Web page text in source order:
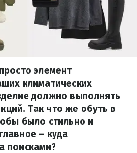
элемент
климатических
должно выполнять
Так что же обуть в
было стильно и
– куда
поисками?